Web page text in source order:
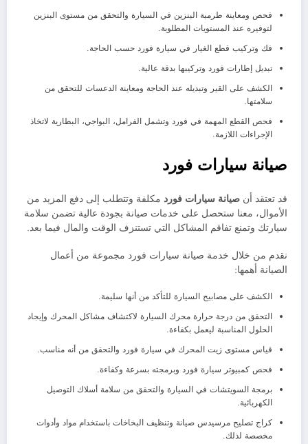
فحص ومعاينة طرمبة البنزين في السيارة والتحقق من مستوى البنزين
لتوفيره عند المستويات المطلوبة.
فك وتركيب قطع الغيار في سيارة فورد حسب الحاجة.
تبديل إطارات فورد وتركيبها بدقة عالية.
الكشف على القير وتبديله عند الحاجة ومعاينة الدعسات للتحقق من
سلامتها.
فحص القطع المهمة في فورد وتشمل الفرامل، البواجي، البطارية لاتخاذ
الإجراءات اللازمة.
صيانة سيارات فورد
قد تعتقد أن صيانة سيارات فورد مكلفة وتتطلب إلى دفع المزيد من
الأموال، معنا ستحصل على خدمات صيانة بجودة عالية تضمن سلامة
سيارتك وتمنع تفاقم المشاكل التي تستنزف الوقت والمال فيما بعد.
نقدم من خلال خدمة صيانة سيارات فورد مجموعة من أعمال
الصيانة أهمها:
الكشف على مصابيح السيارة للتأكد من أنها سليمة.
التحقق من درجة حرارة محرك السيارة لاكتشاف مشاكل المحرك وإيجاد
الحلول المناسبة ليعمل بكفاءة.
قياس مستوى زيت المحرك في سيارة فورد والتحقق من أنه مناسب.
فحص كمبيوتر سيارة فورد وبرمجته بسرعة وكفاءة.
برمجة السويتشات في السيارة والتحقق من سلامة أسلاك التوصيل
الكهربائية.
كراج تصليح مرسيدس صيانة وتنظيف البخاخات باستخدام مواد وأدوات
مخصصة لذلك.